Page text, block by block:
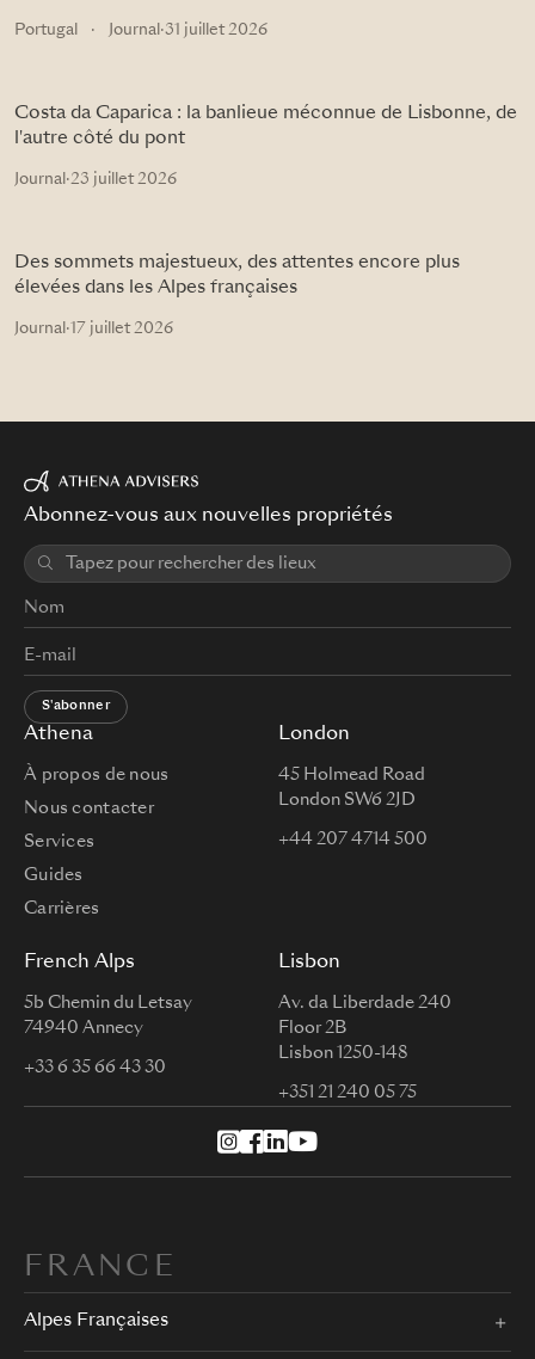
Portugal · Journal ·31 juillet 2026
Costa da Caparica : la banlieue méconnue de Lisbonne, de
l'autre côté du pont
Journal ·23 juillet 2026
Des sommets majestueux, des attentes encore plus
élevées dans les Alpes françaises
Journal ·17 juillet 2026
Athena
À propos de nous
Nous contacter
Services
Guides
Carrières
London
45 Holmead Road
London SW6 2JD
+44 207 4714 500
French Alps
5b Chemin du Letsay
74940 Annecy
+33 6 35 66 43 30
Lisbon
Av. da Liberdade 240
Floor 2B
Lisbon 1250-148
+351 21 240 05 75
Abonnez-vous aux nouvelles propriétés
S'abonner
FRANCE
Alpes Françaises